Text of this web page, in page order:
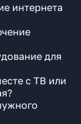
интернета
для
с ТВ или